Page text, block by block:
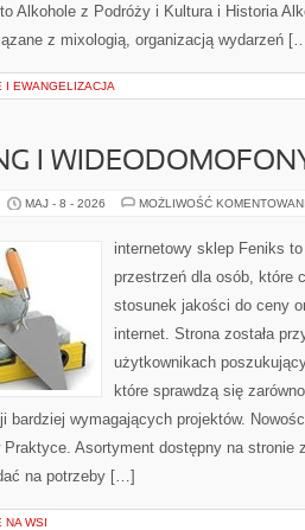
Alkohole z Podróży i Kultura i Historia
z mixologią, organizacją wydarzeń
I EWANGELIZACJA
I
MAJ - 8 - 2026 MOŻLIWOŚĆ
internetowy sklep Feniks
przestrzeń dla osób, które
stosunek jakości do ceny
internet. Strona została
użytkownikach
które sprawdzą się
bardziej wymagających projektów.
Asortyment dostępny na stronie
na potrzeby […]
NA WSI